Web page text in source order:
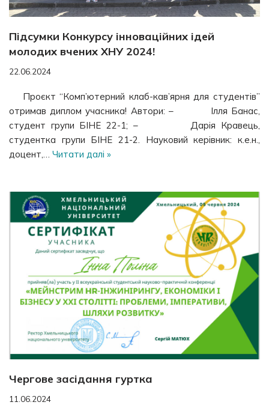
Підсумки Конкурсу інноваційних ідей
молодих вчених ХНУ 2024!
22.06.2024
Проєкт “Комп’ютерний клаб-кав’ярня для студентів”
отримав диплом учасника! Автори: – Ілля Банас,
студент групи БІНЕ 22-1; – Дарія Кравець,
студентка групи БІНЕ 21-2. Науковий керівник: к.е.н.,
доцент,… Читати далі »
Чергове засідання гуртка
11.06.2024